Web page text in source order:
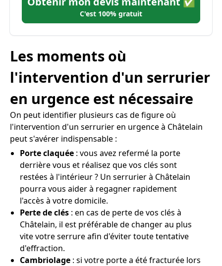
C'est 100% gratuit
Les moments où
l'intervention d'un serrurier
en urgence est nécessaire
On peut identifier plusieurs cas de figure où
l'intervention d'un serrurier en urgence à Châtelain
peut s'avérer indispensable :
Porte claquée : vous avez refermé la porte
derrière vous et réalisez que vos clés sont
restées à l'intérieur ? Un serrurier à Châtelain
pourra vous aider à regagner rapidement
l'accès à votre domicile.
Perte de clés : en cas de perte de vos clés à
Châtelain, il est préférable de changer au plus
vite votre serrure afin d'éviter toute tentative
d'effraction.
Cambriolage : si votre porte a été fracturée lors